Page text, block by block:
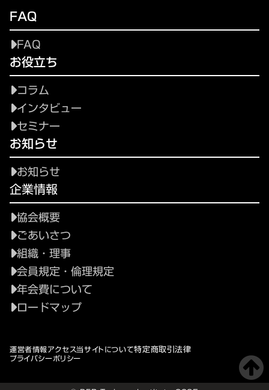
FAQ
FAQ
お役立ち
コラム
インタビュー
セミナー
お知らせ
お知らせ
企業情報
協会概要
ごあいさつ
組織・理事
会員規定・倫理規定
年会費について
ロードマップ
運営者情報アクセス当サイトについて特定商取引法律
プライバシーポリシー